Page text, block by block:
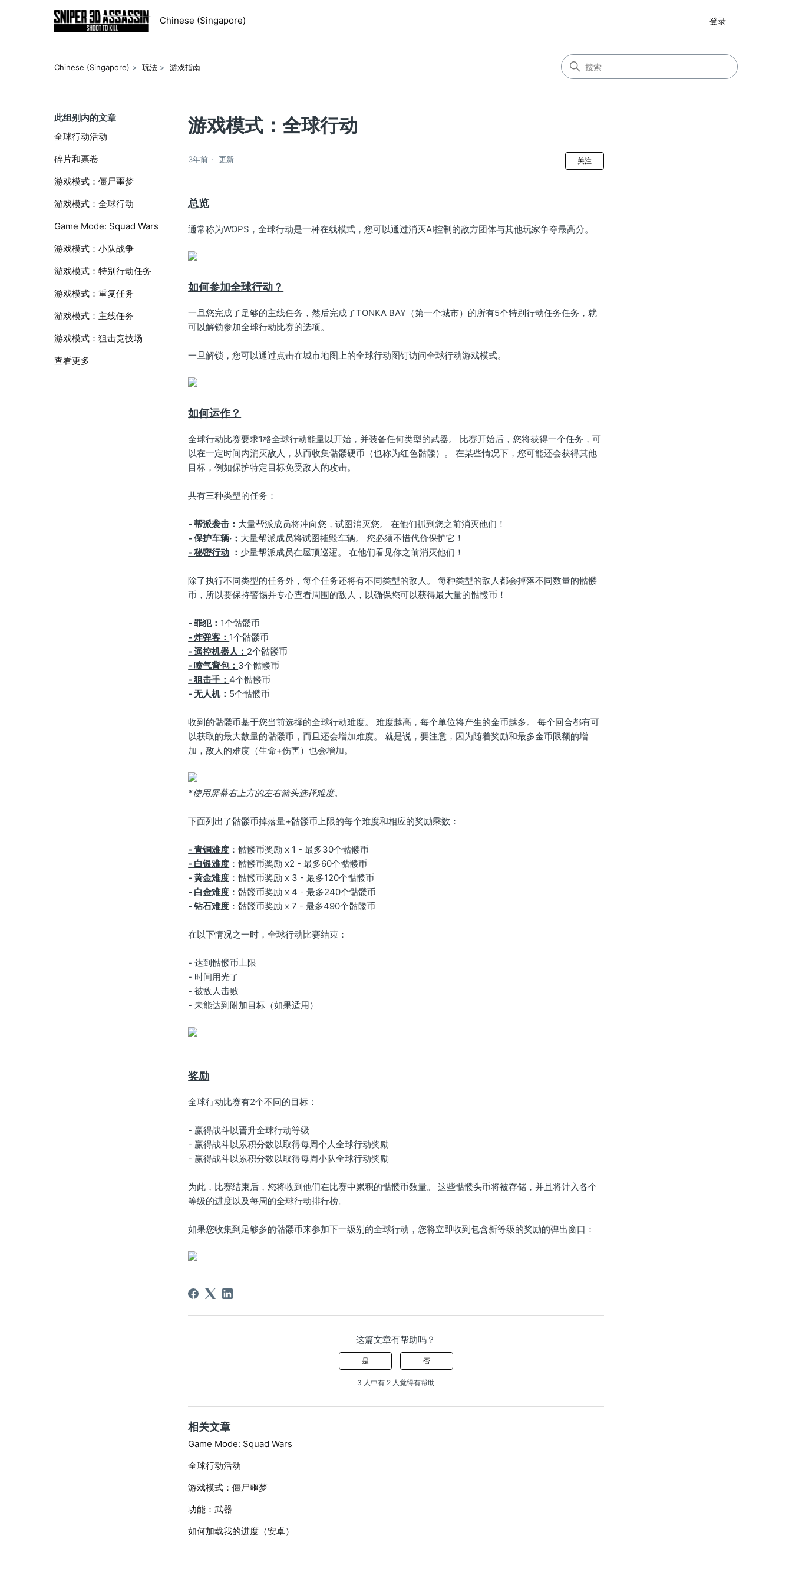
Chinese (Singapore) 登录
Chinese (Singapore) 玩法 游戏指南
此组别内的文章
全球行动活动
碎片和票卷
游戏模式：僵尸噩梦
游戏模式：全球行动
Game Mode: Squad Wars
游戏模式：小队战争
游戏模式：特别行动任务
游戏模式：重复任务
游戏模式：主线任务
游戏模式：狙击竞技场
查看更多
游戏模式：全球行动
3年前 更新 关注
总览
通常称为WOPS，全球行动是一种在线模式，您可以通过消灭AI控制的敌方团体与其他玩家争夺最高分。
如何参加全球行动？
一旦您完成了足够的主线任务，然后完成了TONKA BAY（第一个城市）的所有5个特别行动任务任务，就
可以解锁参加全球行动比赛的选项。
一旦解锁，您可以通过点击在城市地图上的全球行动图钉访问全球行动游戏模式。
如何运作？
全球行动比赛要求1格全球行动能量以开始，并装备任何类型的武器。 比赛开始后，您将获得一个任务，可
以在一定时间内消灭敌人，从而收集骷髅硬币（也称为红色骷髅）。 在某些情况下，您可能还会获得其他
目标，例如保护特定目标免受敌人的攻击。
共有三种类型的任务：
- 帮派袭击 ： 大量帮派成员将冲向您，试图消灭您。 在他们抓到您之前消灭他们！
- 保护车辆·； 大量帮派成员将试图摧毁车辆。 您必须不惜代价保护它！
- 秘密行动 ： 少量帮派成员在屋顶巡逻。 在他们看见你之前消灭他们！
除了执行不同类型的任务外，每个任务还将有不同类型的敌人。 每种类型的敌人都会掉落不同数量的骷髅
币，所以要保持警惕并专心查看周围的敌人，以确保您可以获得最大量的骷髅币！
- 罪犯： 1个骷髅币
- 炸弹客： 1个骷髅币
- 遥控机器人： 2个骷髅币
- 喷气背包： 3个骷髅币
- 狙击手： 4个骷髅币
- 无人机： 5个骷髅币
收到的骷髅币基于您当前选择的全球行动难度。 难度越高，每个单位将产生的金币越多。 每个回合都有可
以获取的最大数量的骷髅币，而且还会增加难度。 就是说，要注意，因为随着奖励和最多金币限额的增
加，敌人的难度（生命+伤害）也会增加。
*使用屏幕右上方的左右箭头选择难度。
下面列出了骷髅币掉落量+骷髅币上限的每个难度和相应的奖励乘数：
- 青铜难度 ：骷髅币奖励 x 1 - 最多30个骷髅币
- 白银难度 ：骷髅币奖励 x2 - 最多60个骷髅币
- 黄金难度 ：骷髅币奖励 x 3 - 最多120个骷髅币
- 白金难度 ：骷髅币奖励 x 4 - 最多240个骷髅币
- 钻石难度 ：骷髅币奖励 x 7 - 最多490个骷髅币
在以下情况之一时，全球行动比赛结束：
- 达到骷髅币上限
- 时间用光了
- 被敌人击败
- 未能达到附加目标（如果适用）
奖励
全球行动比赛有2个不同的目标：
- 赢得战斗以晋升全球行动等级
- 赢得战斗以累积分数以取得每周个人全球行动奖励
- 赢得战斗以累积分数以取得每周小队全球行动奖励
为此，比赛结束后，您将收到他们在比赛中累积的骷髅币数量。 这些骷髅头币将被存储，并且将计入各个
等级的进度以及每周的全球行动排行榜。
如果您收集到足够多的骷髅币来参加下一级别的全球行动，您将立即收到包含新等级的奖励的弹出窗口：
这篇文章有帮助吗？
是 否
3 人中有 2 人觉得有帮助
相关文章
Game Mode: Squad Wars
全球行动活动
游戏模式：僵尸噩梦
功能：武器
如何加载我的进度（安卓）